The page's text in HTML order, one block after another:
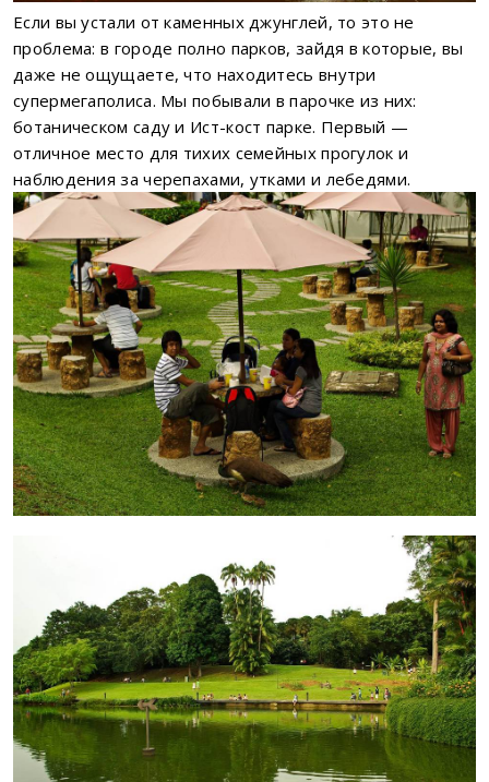
Если вы устали от каменных джунглей, то это не
проблема: в городе полно парков, зайдя в которые, вы
даже не ощущаете, что находитесь внутри
супермегаполиса. Мы побывали в парочке из них:
ботаническом саду и Ист-кост парке. Первый —
отличное место для тихих семейных прогулок и
наблюдения за черепахами, утками и лебедями.